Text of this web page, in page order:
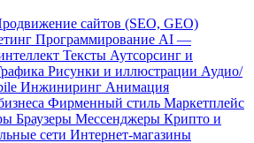
сайтов (SEO, GEO)
Программирование AI —
Тексты Аутсорсинг и
Рисунки и иллюстрации Аудио/
Инжиниринг Анимация
Фирменный стиль Маркетплейс
Браузеры Мессенджеры Крипто и
сети Интернет-магазины